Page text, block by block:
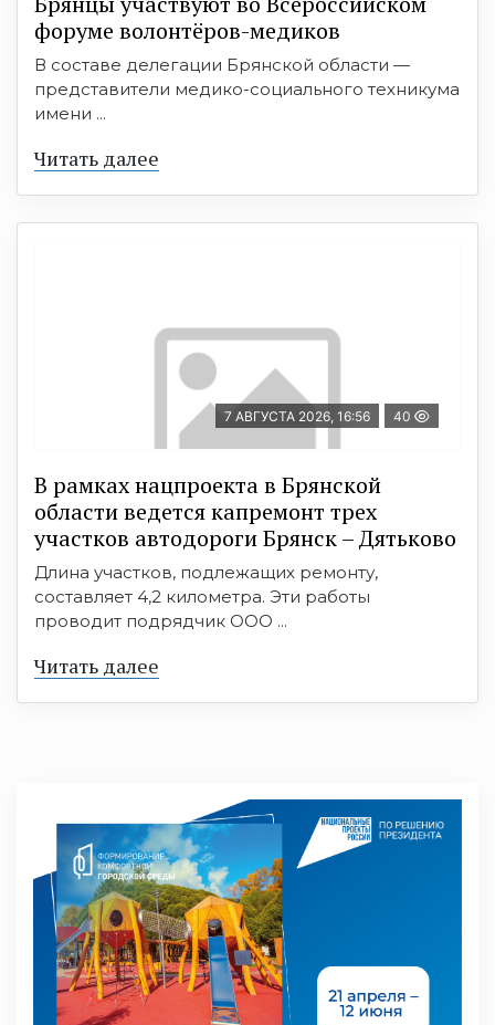
форуме волонтёров-медиков
В составе делегации Брянской области —
представители медико-социального техникума
имени ...
Читать далее
7 АВГУСТА 2026, 16:56 40
В рамках нацпроекта в Брянской
области ведется капремонт трех
участков автодороги Брянск – Дятьково
Длина участков, подлежащих ремонту,
составляет 4,2 километра. Эти работы
проводит подрядчик ООО ...
Читать далее